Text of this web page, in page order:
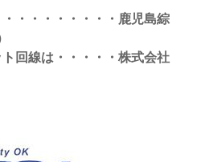
・・・・・・・・鹿児島綜
回線は・・・・・株式会社